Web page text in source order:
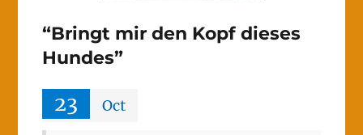
“Bringt mir den Kopf dieses
Hundes”
23 Oct